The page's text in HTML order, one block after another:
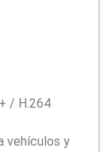
/ H.264
vehículos y